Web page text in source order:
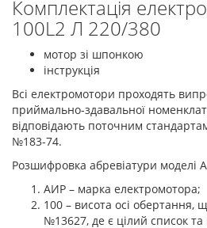
Комплектація
100L2 Л 220/380
мотор зі шпонкою
інструкція
Всі електромотори проходять
приймально-здавальної
відповідають поточним
№183-74.
Розшифровка абревіатури моделі
АИР – марка електромотора;
100 – висота осі обертання,
№13627, де є цілий список